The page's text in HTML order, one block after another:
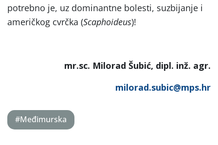
potrebno je, uz dominantne bolesti, suzbijanje i
američkog cvrčka (Scaphoideus)!
mr.sc. Milorad Šubić, dipl. inž. agr.
milorad.subic@mps.hr
#Međimurska